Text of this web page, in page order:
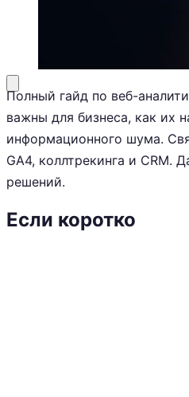
Полный гайд по веб-
важны для бизнеса, как их
информационного шума.
GA4, коллтрекинга и CRM.
решений.
Если коротко